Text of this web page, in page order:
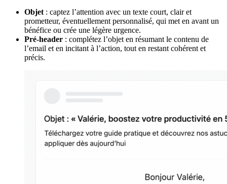
Objet : captez l’attention avec un texte court, clair et
prometteur, éventuellement personnalisé, qui met en avant un
bénéfice ou crée une légère urgence.
Pré-header : complétez l’objet en résumant le contenu de
l’email et en incitant à l’action, tout en restant cohérent et
précis.